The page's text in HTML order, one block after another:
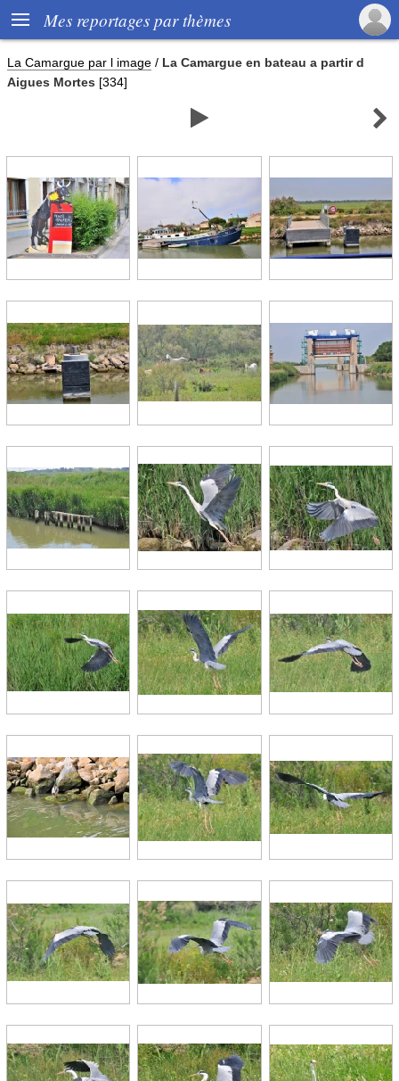
 Mes reportages par thèmes
La Camargue par l image / La Camargue en bateau a partir d
Aigues Mortes [334]
 